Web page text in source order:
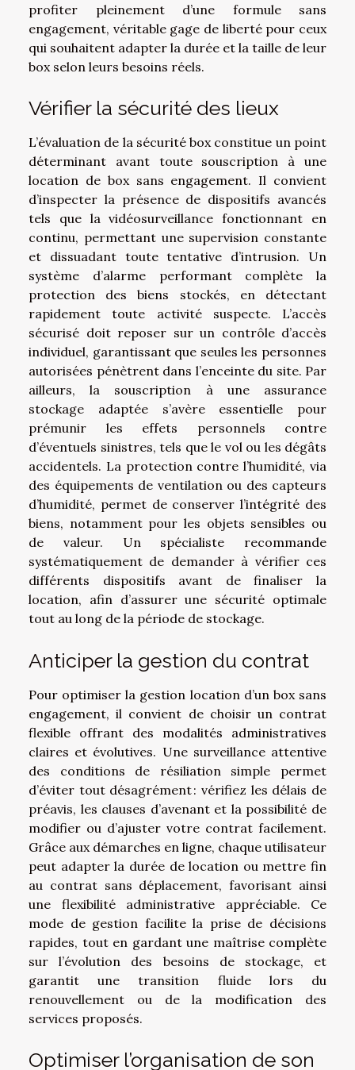
profiter pleinement d’une formule sans
engagement, véritable gage de liberté pour ceux
qui souhaitent adapter la durée et la taille de leur
box selon leurs besoins réels.
Vérifier la sécurité des lieux
L’évaluation de la sécurité box constitue un point
déterminant avant toute souscription à une
location de box sans engagement. Il convient
d’inspecter la présence de dispositifs avancés
tels que la vidéosurveillance fonctionnant en
continu, permettant une supervision constante
et dissuadant toute tentative d’intrusion. Un
système d’alarme performant complète la
protection des biens stockés, en détectant
rapidement toute activité suspecte. L’accès
sécurisé doit reposer sur un contrôle d’accès
individuel, garantissant que seules les personnes
autorisées pénètrent dans l’enceinte du site. Par
ailleurs, la souscription à une assurance
stockage adaptée s’avère essentielle pour
prémunir les effets personnels contre
d’éventuels sinistres, tels que le vol ou les dégâts
accidentels. La protection contre l’humidité, via
des équipements de ventilation ou des capteurs
d’humidité, permet de conserver l’intégrité des
biens, notamment pour les objets sensibles ou
de valeur. Un spécialiste recommande
systématiquement de demander à vérifier ces
différents dispositifs avant de finaliser la
location, afin d’assurer une sécurité optimale
tout au long de la période de stockage.
Anticiper la gestion du contrat
Pour optimiser la gestion location d’un box sans
engagement, il convient de choisir un contrat
flexible offrant des modalités administratives
claires et évolutives. Une surveillance attentive
des conditions de résiliation simple permet
d’éviter tout désagrément : vérifiez les délais de
préavis, les clauses d’avenant et la possibilité de
modifier ou d’ajuster votre contrat facilement.
Grâce aux démarches en ligne, chaque utilisateur
peut adapter la durée de location ou mettre fin
au contrat sans déplacement, favorisant ainsi
une flexibilité administrative appréciable. Ce
mode de gestion facilite la prise de décisions
rapides, tout en gardant une maîtrise complète
sur l’évolution des besoins de stockage, et
garantit une transition fluide lors du
renouvellement ou de la modification des
services proposés.
Optimiser l’organisation de son